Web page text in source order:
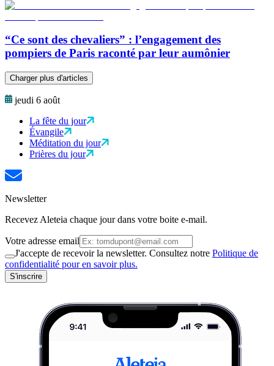
“Ce sont des chevaliers” : l’engagement des
pompiers de Paris raconté par leur aumônier
Charger plus d'articles
jeudi 6 août
La fête du jour
Évangile
Méditation du jour
Prières du jour
Newsletter
Recevez Aleteia chaque jour dans votre boite e-mail.
Votre adresse email
J'accepte de recevoir la newsletter. Consultez notre Politique de
confidentialité pour en savoir plus.
S'inscrire